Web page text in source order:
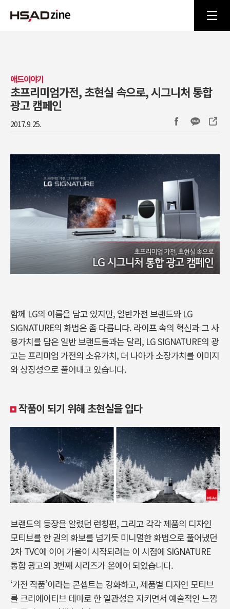
애드이야기
초프리미엄가전, 초현실 속으로, 시그니처 통합
광고 캠페인
2017. 9. 25.
함께 LG의 이름을 담고 있지만, 일반가전 브랜드와 LG
SIGNATURE의 화법은 좀 다릅니다. 라이프 속의 혁신과 그 사
용가치를 담은 일반 브랜드들과는 달리, LG SIGNATURE의 광
고는 프리미엄 가전의 소유가치, 더 나아가 소장가치를 이미지
와 상징성으로 풀어내고 있습니다.
작품이 되기 위해 초현실을 입다
브랜드의 등장을 알렸던 런칭편, 그리고 각각 제품의 디자인
모티브를 한 권의 화보를 넘기듯 미니멀한 화법으로 풀어냈던
2차 TVC에 이어 가을이 시작되려는 이 시점에 SIGNATURE
통합 광고의 3번째 시리즈가 온에어 되었습니다.
‘가전 작품’이라는 콘셉트는 강화하고, 제품별 디자인 모티브
를 크리에이티브 테마로 한 일관성은 지키면서 예술적인 느낌